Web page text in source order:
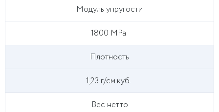
Модуль упругости
1800 MPa
Плотность
1,23 г/см.куб.
Вес нетто